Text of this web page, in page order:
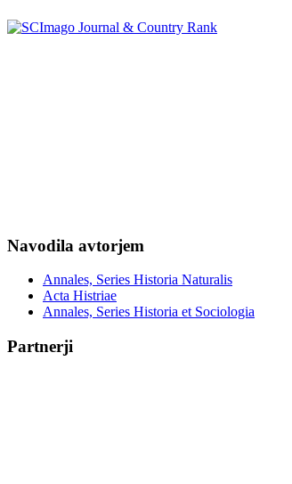
Navodila avtorjem
Annales, Series Historia Naturalis
Acta Histriae
Annales, Series Historia et Sociologia
Partnerji